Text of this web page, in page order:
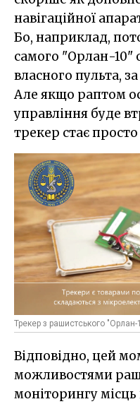
навігаційної
Бо, наприклад,
самого "Орлан-10"
власного пульта,
Але якщо раптом
управління буде
трекер стає
Трекер з рашистського
Відповідно, цей
можливостями
моніторингу